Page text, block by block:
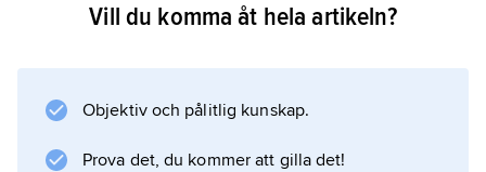
Målet är att barn och föräldrar ska ha en skön
Vill du komma åt hela artikeln?
Objektiv och pålitlig kunskap.
Prova det, du kommer att gilla det!